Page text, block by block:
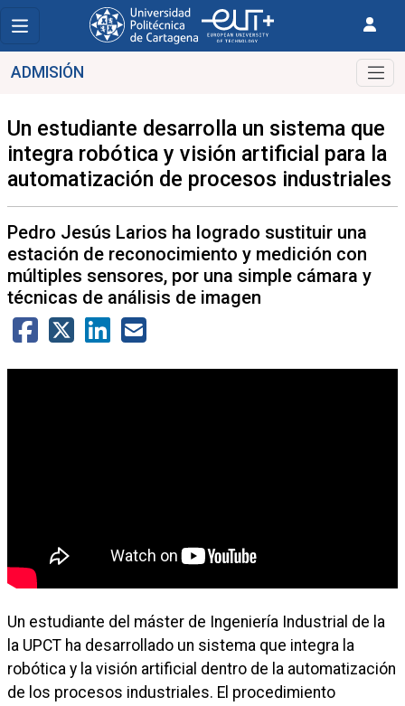
ADMISIÓN
Un estudiante desarrolla un sistema que
integra robótica y visión artificial para la
automatización de procesos industriales
Pedro Jesús Larios ha logrado sustituir una
estación de reconocimiento y medición con
múltiples sensores, por una simple cámara y
técnicas de análisis de imagen
Un estudiante del máster de Ingeniería Industrial de la
la UPCT ha desarrollado un sistema que integra la
robótica y la visión artificial dentro de la automatización
de los procesos industriales. El procedimiento